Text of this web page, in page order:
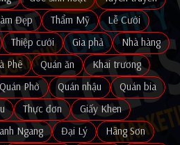
Đẹp Thẩm Mỹ
Lễ Cưới
Thiệp cưới Gia phả
Nhà hàng
Phê Quán ăn
Khai trương
Quán Phở Quán nhậu
Quán bia
Thực đơn
Giấy Khen
Ngang Đại Lý
Hãng Sơn